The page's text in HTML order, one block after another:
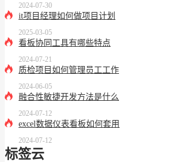
2024-07-30
it项目经理如何做项目计划
2025-03-05
看板协同工具有哪些特点
2024-07-21
质检项目如何管理员工工作
2024-06-05
融合性敏捷开发方法是什么
2024-07-12
excel数据仪表看板如何套用
2024-07-12
标签云